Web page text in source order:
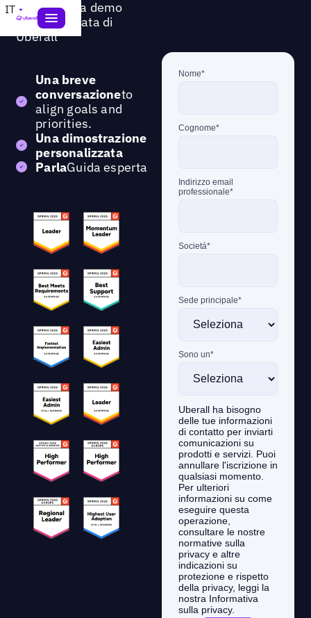
IT Richiedi una demo
personalizzata di
Uberall
Una breve
conversazioneto
align goals and
priorities.
Una dimostrazione
personalizzata
ParlaGuida esperta